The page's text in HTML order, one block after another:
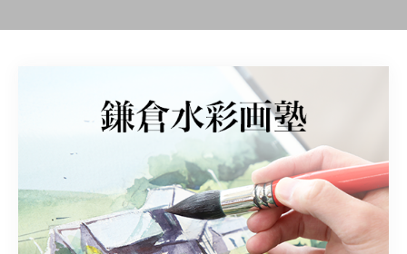
PROFILE
塾長紹介
BLOG
画塾ブログ
ATELIER
水彩ブログ